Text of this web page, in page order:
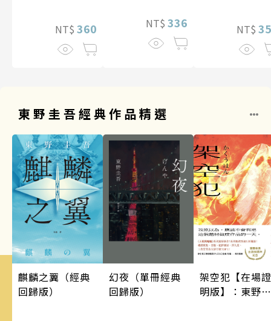
NT$ 360 NT$ 336 NT$
東野圭吾經典作品精選
麒麟之翼（經典
回歸版）
幻夜（單冊經典
回歸版）
架空犯【在場證
明版】：東野圭